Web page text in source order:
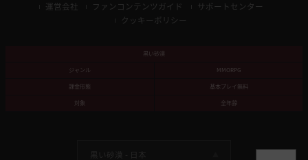
運営会社
ファンコンテンツガイド
サポートセンター
クッキーポリシー
黒い砂漠
ジャンル
MMORPG
課金形態
基本プレイ無料
対象
全年齢
黒い砂漠 - 日本